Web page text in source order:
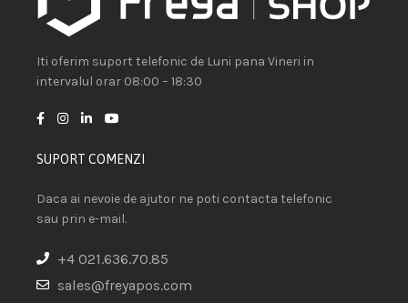
Iti oferim suport telefonic de Luni pana Vineri in
intervalul orar 08:00 – 18:30
SUPORT COMENZI
Daca ai nevoie de ajutor ne poti contacta telefonic
sau prin e-mail.
+4 021.636.70.85
sales@freyapos.com